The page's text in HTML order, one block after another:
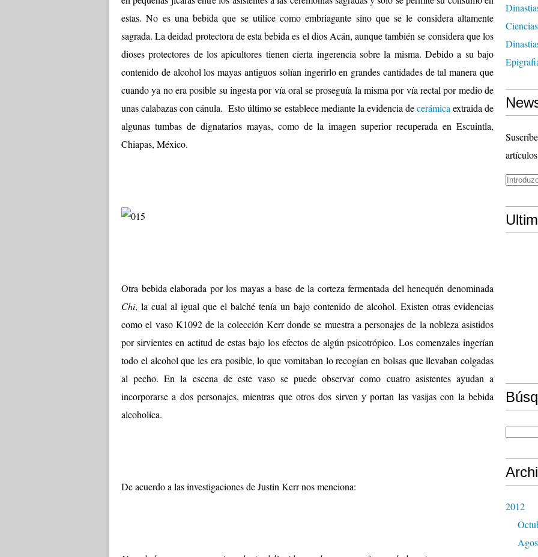
estas. No es una bebida que se utilice como embriagante sino que se le considera altamente
sagrada. La deidad protectora de esta bebida es el dios Acán, aunque también se considera que los
dioses protectores de los apicultores tienen cierta ingerencia sobre la misma. Debido a su bajo
contenido de alcohol los mayas antiguos solían ingerirlo en grandes cantidades de tal manera que
cuando ya no era posible su ingesta por vía oral se proseguía la misma por vía rectal por medio de
unas calabazas con cánula. Esto último se establece mediante la evidencia decerámica extraida de
algunas tumbas de dignatarios mayas, como de la imagen superior recuperada en Escuintla,
Chiapas, México.
Otra bebida elaborada por los mayas a base de la corteza fermentada del henequén denominada
Chi, la cual al igual que el balché tenía un bajo contenido de alcohol. Existen otras evidencias
como el vaso K1092 de la colección Kerr donde se muestra a personajes de la nobleza asistidos
por sirvientes en actitud de estas bajo los efectos de algún psicotrópico. Los comenzales ingerían
todo el alcohol que les era posible, lo que vomitaban lo recogían en bolsas que llevaban colgadas
al pecho. En la escena de este vaso se puede observar como cuatro asistentes ayudan a
incorporarse a dos personajes, mientras que otros dos sirven y portan las vasijas con la bebida
alcoholica.
De acuerdo a las investigaciones de Justin Kerr nos menciona:
Ciencias
2012